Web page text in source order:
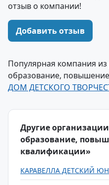
отзыв о компании!
Добавить отзыв
Популярная компания
образование,
ДОМ ДЕТСКОГО
Другие
образование,
квалификации»
КАРАВЕЛЛА ДЕТСКИЙ